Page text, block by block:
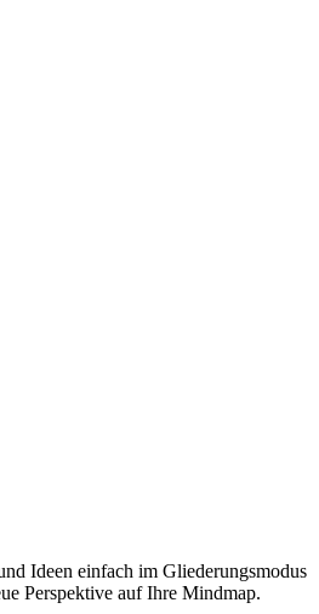
Ideen einfach im Gliederungsmodus
Perspektive auf Ihre Mindmap.